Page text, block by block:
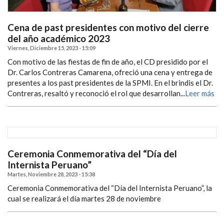
Cena de past presidentes con motivo del cierre
del año académico 2023
Viernes, Diciembre 15, 2023 - 15:09
Con motivo de las fiestas de fin de año, el CD presidido por el
Dr. Carlos Contreras Camarena, ofreció una cena y entrega de
presentes a los past presidentes de la SPMI. En el brindis el Dr.
Contreras, resaltó y reconoció el rol que desarrollan...Leer más
Ceremonia Conmemorativa del “Día del
Internista Peruano”
Martes, Noviembre 28, 2023 - 15:38
Ceremonia Conmemorativa del “Día del Internista Peruano”, la
cual se realizará el día martes 28 de noviembre